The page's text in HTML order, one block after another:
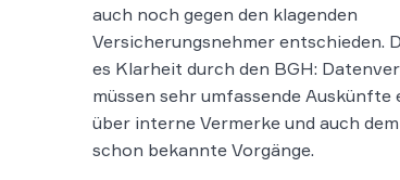
auch noch gegen den klagenden
Versicherungsnehmer entschieden.
es Klarheit durch den BGH:
müssen sehr umfassende Auskünfte
über interne Vermerke und auch
schon bekannte Vorgänge.